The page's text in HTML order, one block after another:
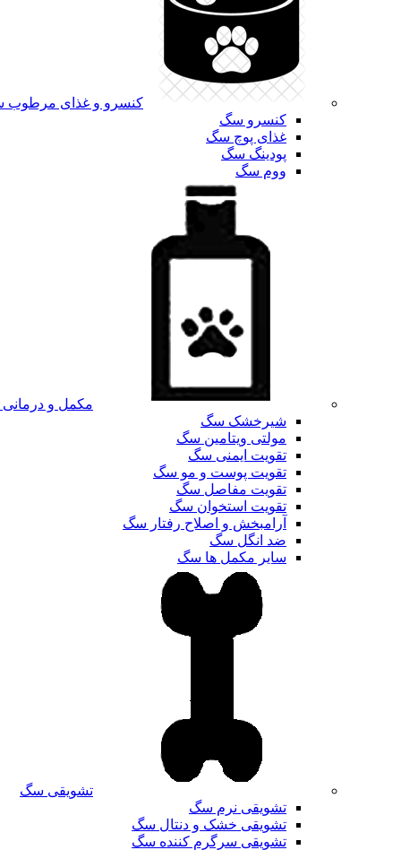
کنسرو و غذای
کنسرو سگ
غذای پوچ سگ
پودینگ سگ
ووم سگ
مکمل و
شیرخشک سگ
مولتی ویتامین سگ
تقویت ایمنی سگ
تقویت پوست و مو سگ
تقویت مفاصل سگ
تقویت استخوان سگ
آرامبخش و اصلاح رفتار سگ
ضد انگل سگ
سایر مکمل ها سگ
تشویقی سگ
تشویقی نرم سگ
تشویقی خشک و دنتال سگ
تشویقی سرگرم کننده سگ